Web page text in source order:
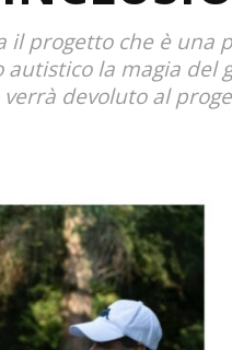
il progetto che è
la magia del
devoluto al